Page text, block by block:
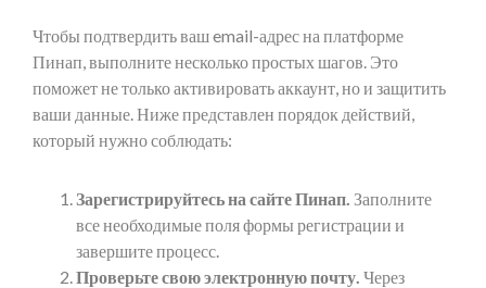
Чтобы подтвердить ваш email-адрес на платформе
Пинап, выполните несколько простых шагов. Это
поможет не только активировать аккаунт, но и защитить
ваши данные. Ниже представлен порядок действий,
который нужно соблюдать:
Зарегистрируйтесь на сайте Пинап. Заполните
все необходимые поля формы регистрации и
завершите процесс.
Проверьте свою электронную почту. Через